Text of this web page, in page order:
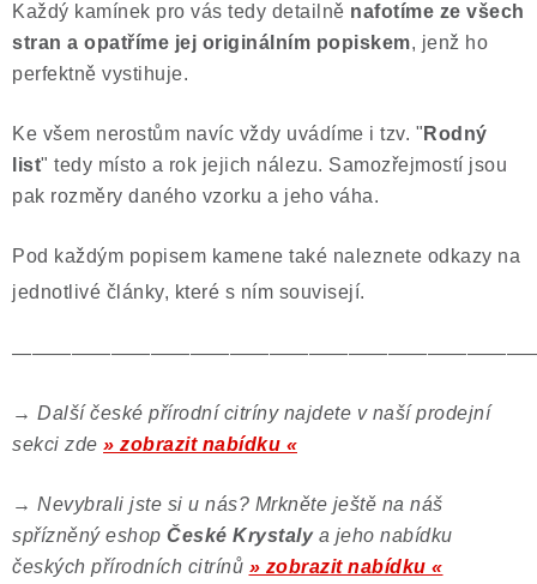
Každý kamínek pro vás tedy detailně nafotíme ze všech
stran a opatříme jej originálním popiskem, jenž ho
perfektně vystihuje.
Ke všem nerostům navíc vždy uvádíme i tzv. " Rodný
list" tedy místo a rok jejich nálezu. Samozřejmostí jsou
pak rozměry daného vzorku a jeho váha.
Pod každým popisem kamene také naleznete odkazy na
jednotlivé články, které s ním souvisejí.
→ Další české přírodní citríny najdete v naší prodejní
sekci zde » zobrazit nabídku «
→ Nevybrali jste si u nás? Mrkněte ještě na náš
spřízněný eshop České Krystaly a jeho nabídku
českých přírodních citrínů » zobrazit nabídku «